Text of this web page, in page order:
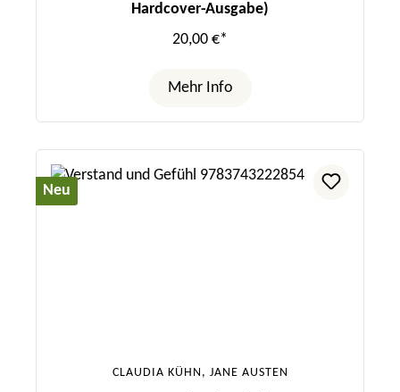
Hardcover-Ausgabe)
20,00 €*
Mehr Info
Neu
CLAUDIA KÜHN, JANE AUSTEN